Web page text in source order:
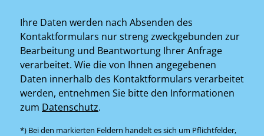
Ihre Daten werden nach Absenden des
Kontaktformulars nur streng zweckgebunden zur
Bearbeitung und Beantwortung Ihrer Anfrage
verarbeitet. Wie die von Ihnen angegebenen
Daten innerhalb des Kontaktformulars verarbeitet
werden, entnehmen Sie bitte den Informationen
zum Datenschutz.
*) Bei den markierten Feldern handelt es sich um Pflichtfelder,